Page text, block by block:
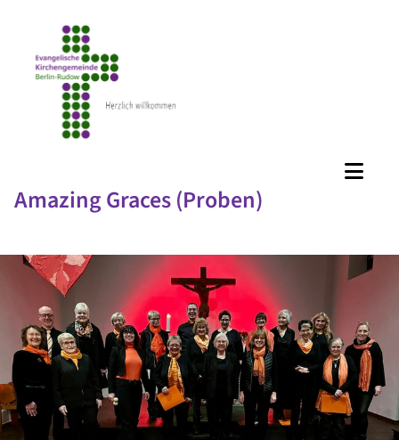
Amazing Graces (Proben)